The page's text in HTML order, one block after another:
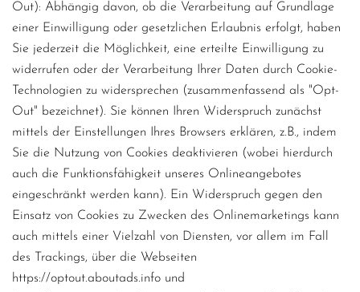
Out): Abhängig davon, ob die Verarbeitung auf Grundlage
einer Einwilligung oder gesetzlichen Erlaubnis erfolgt, haben
Sie jederzeit die Möglichkeit, eine erteilte Einwilligung zu
widerrufen oder der Verarbeitung Ihrer Daten durch Cookie-
Technologien zu widersprechen (zusammenfassend als "Opt-
Out" bezeichnet). Sie können Ihren Widerspruch zunächst
mittels der Einstellungen Ihres Browsers erklären, z.B., indem
Sie die Nutzung von Cookies deaktivieren (wobei hierdurch
auch die Funktionsfähigkeit unseres Onlineangebotes
eingeschränkt werden kann). Ein Widerspruch gegen den
Einsatz von Cookies zu Zwecken des Onlinemarketings kann
auch mittels einer Vielzahl von Diensten, vor allem im Fall
des Trackings, über die Webseiten
https://optout.aboutads.info und